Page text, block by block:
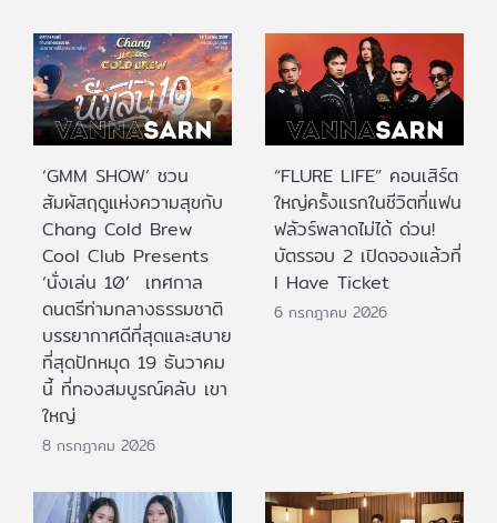
‘GMM SHOW’ ชวน
สัมผัสฤดูแห่งความสุขกับ
Chang Cold Brew
Cool Club Presents
‘นั่งเล่น 10’ เทศกาล
ดนตรีท่ามกลางธรรมชาติ
บรรยากาศดีที่สุดและสบาย
ที่สุดปักหมุด 19 ธันวาคม
นี้ ที่ทองสมบูรณ์คลับ เขา
ใหญ่
8 กรกฎาคม 2026
“FLURE LIFE” คอนเสิร์ต
ใหญ่ครั้งแรกในชีวิตที่แฟน
ฟลัวร์พลาดไม่ได้ ด่วน!
บัตรรอบ 2 เปิดจองแล้วที่
I Have Ticket
6 กรกฎาคม 2026